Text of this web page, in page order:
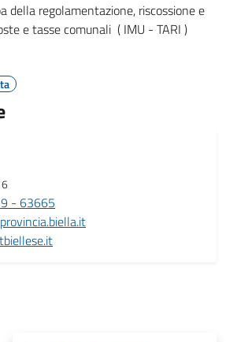
della regolamentazione, riscossione e
e tasse comunali ( IMU - TARI )
- 63665